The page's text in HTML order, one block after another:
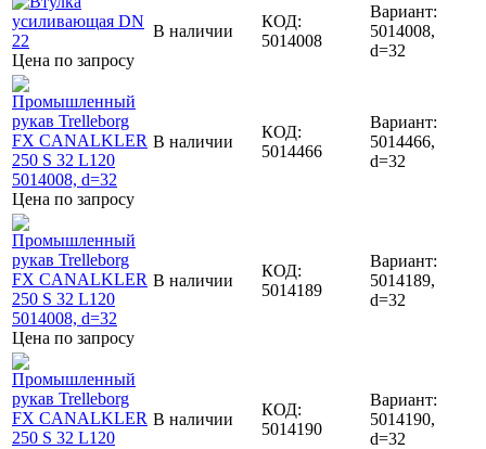
Цена по запросу
В наличии
КОД:
5014008
Вариант:
5014008,
d=32
Цена по запросу
В наличии
КОД:
5014466
Вариант:
5014466,
d=32
Цена по запросу
В наличии
КОД:
5014189
Вариант:
5014189,
d=32
В наличии
КОД:
5014190
Вариант:
5014190,
d=32